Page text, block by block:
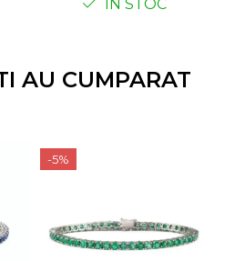
IN STOC
AU CUMPARAT
-5%